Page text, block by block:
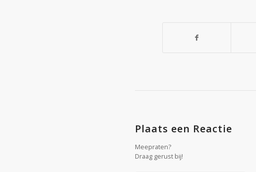
Plaats een Reactie
Meepraten?
Draag gerust bij!